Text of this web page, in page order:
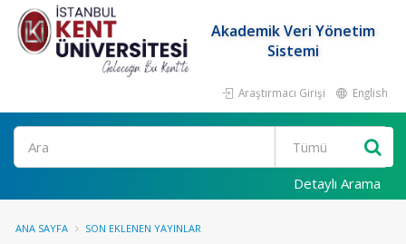
Akademik Veri Yönetim
Sistemi
Araştırmacı Girişi English
Ara
Detaylı Arama
ANA SAYFA SON EKLENEN YAYINLAR